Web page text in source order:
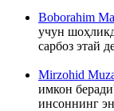
Boborahim
учун
сарбоз этай
Mirzohid
имкон
инсоннинг